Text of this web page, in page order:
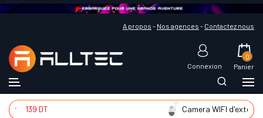
A propos - Nos agences - Contactez nous
Connexion Panier
0
139 DT Camera WIFI d'extér